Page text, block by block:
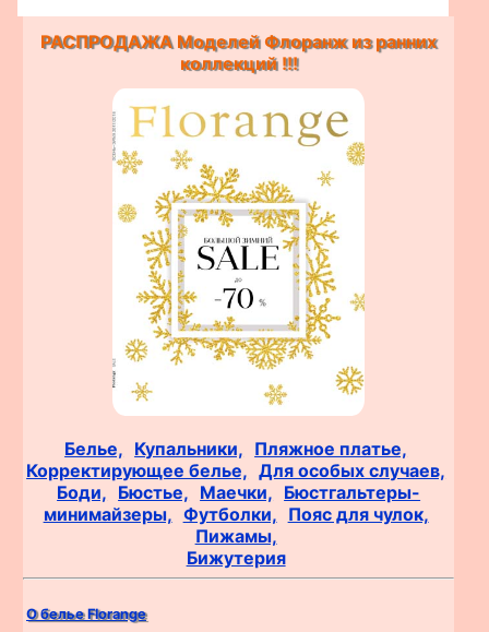
РАСПРОДАЖА Моделей Флоранж из ранних
коллекций !!!
Белье, Купальники, Пляжное платье,
Корректирующее белье, Для особых случаев,
Боди, Бюстье, Маечки, Бюстгальтеры-
минимайзеры, Футболки, Пояс для чулок,
Пижамы,
Бижутерия
О белье Florange